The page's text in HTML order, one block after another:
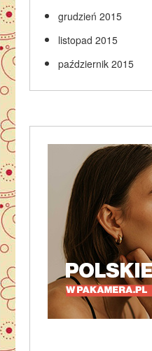
grudzień 2015
listopad 2015
październik 2015